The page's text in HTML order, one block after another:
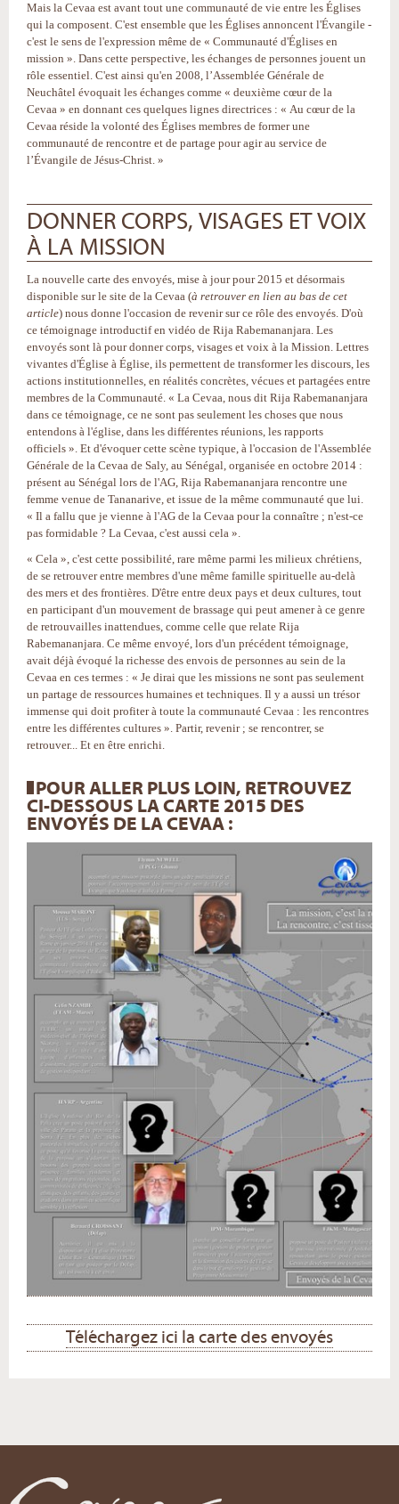
Mais la Cevaa est avant tout une communauté de vie entre les Églises
qui la composent. C'est ensemble que les Églises annoncent l'Évangile -
c'est le sens de l'expression même de « Communauté d'Églises en
mission ». Dans cette perspective, les échanges de personnes jouent un
rôle essentiel. C'est ainsi qu'en 2008, l’Assemblée Générale de
Neuchâtel évoquait les échanges comme « deuxième cœur de la
Cevaa » en donnant ces quelques lignes directrices : « Au cœur de la
Cevaa réside la volonté des Églises membres de former une
communauté de rencontre et de partage pour agir au service de
l’Évangile de Jésus-Christ. »
DONNER CORPS, VISAGES ET VOIX
À LA MISSION
La nouvelle carte des envoyés, mise à jour pour 2015 et désormais
disponible sur le site de la Cevaa (à retrouver en lien au bas de cet
article) nous donne l'occasion de revenir sur ce rôle des envoyés. D'où
ce témoignage introductif en vidéo de Rija Rabemananjara. Les
envoyés sont là pour donner corps, visages et voix à la Mission. Lettres
vivantes d'Église à Église, ils permettent de transformer les discours, les
actions institutionnelles, en réalités concrètes, vécues et partagées entre
membres de la Communauté. « La Cevaa, nous dit Rija Rabemananjara
dans ce témoignage, ce ne sont pas seulement les choses que nous
entendons à l'église, dans les différentes réunions, les rapports
officiels ». Et d'évoquer cette scène typique, à l'occasion de l'Assemblée
Générale de la Cevaa de Saly, au Sénégal, organisée en octobre 2014 :
présent au Sénégal lors de l'AG, Rija Rabemananjara rencontre une
femme venue de Tananarive, et issue de la même communauté que lui.
« Il a fallu que je vienne à l'AG de la Cevaa pour la connaître ; n'est-ce
pas formidable ? La Cevaa, c'est aussi cela ».
« Cela », c'est cette possibilité, rare même parmi les milieux chrétiens,
de se retrouver entre membres d'une même famille spirituelle au-delà
des mers et des frontières. D'être entre deux pays et deux cultures, tout
en participant d'un mouvement de brassage qui peut amener à ce genre
de retrouvailles inattendues, comme celle que relate Rija
Rabemananjara. Ce même envoyé, lors d'un précédent témoignage,
avait déjà évoqué la richesse des envois de personnes au sein de la
Cevaa en ces termes : « Je dirai que les missions ne sont pas seulement
un partage de ressources humaines et techniques. Il y a aussi un trésor
immense qui doit profiter à toute la communauté Cevaa : les rencontres
entre les différentes cultures ». Partir, revenir ; se rencontrer, se
retrouver... Et en être enrichi.
POUR ALLER PLUS LOIN, RETROUVEZ
CI-DESSOUS LA CARTE 2015 DES
ENVOYÉS DE LA CEVAA :
Téléchargez ici la carte des envoyés
document